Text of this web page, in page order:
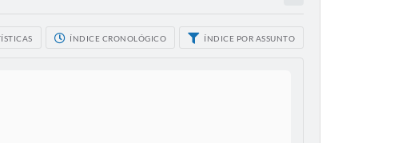
ÍNDICE CRONOLÓGICO ÍNDICE POR ASSUNTO